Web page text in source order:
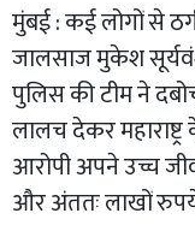
मुंबई : कई लोगों से
जालसाज मुकेश
पुलिस की टीम ने
लालच देकर
आरोपी अपने उच्च
और अंततः लाखों